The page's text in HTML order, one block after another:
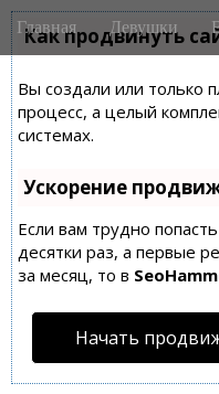
Как продвинуть
Вы создали или только
процесс, а целый
системах.
Ускорение
Если вам трудно
десятки раз, а первые
за месяц, то в
Начать
M
a
n
m
e
n
u
i
Главная Девушки